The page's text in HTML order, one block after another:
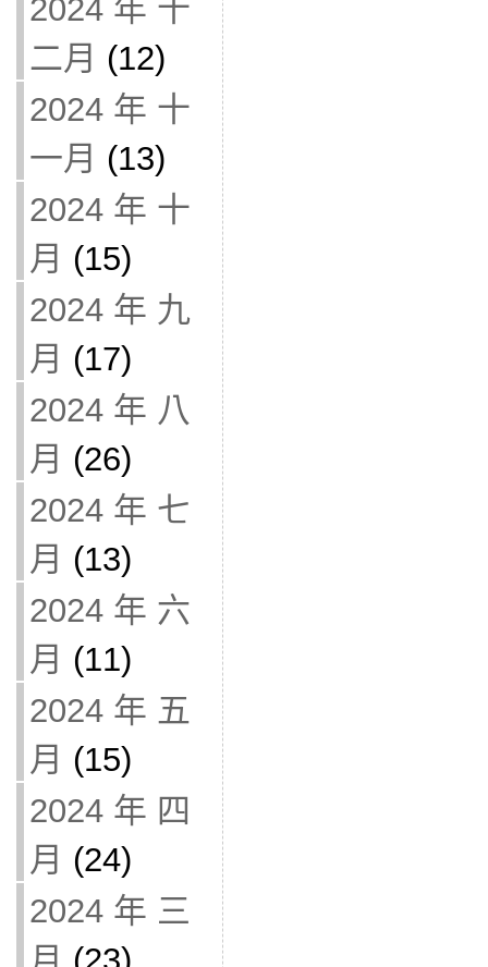
2024 年 十
二月 (12)
2024 年 十
一月 (13)
2024 年 十
月 (15)
2024 年 九
月 (17)
2024 年 八
月 (26)
2024 年 七
月 (13)
2024 年 六
月 (11)
2024 年 五
月 (15)
2024 年 四
月 (24)
2024 年 三